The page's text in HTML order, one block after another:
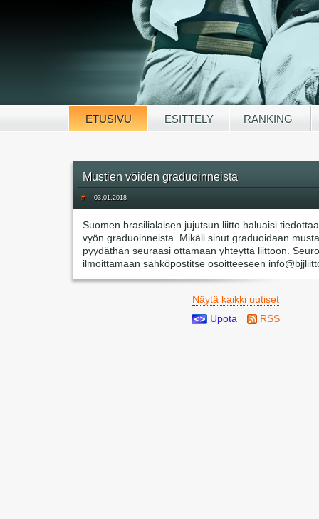
ETUSIVU ESITTELY RANKING
Mustien vöiden graduoinneista
# 03.01.2018
Suomen brasilialaisen jujutsun liitto haluaisi
vyön graduoinneista. Mikäli sinut graduoidaan
pyydäthän seuraasi ottamaan yhteyttä liittoon.
ilmoittamaan sähköpostitse osoitteeseen
Näytä kaikki uutiset
Upota
RSS